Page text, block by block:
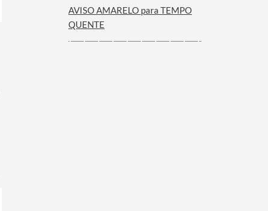
AVISO AMARELO para TEMPO
QUENTE